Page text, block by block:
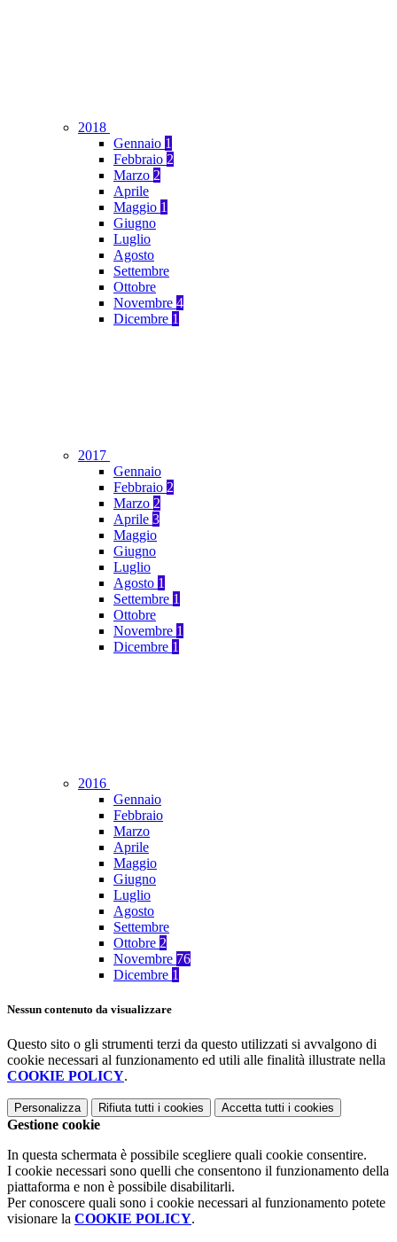
2018
Gennaio 1
Febbraio 2
Marzo 2
Aprile
Maggio 1
Giugno
Luglio
Agosto
Settembre
Ottobre
Novembre 4
Dicembre 1
2017
Gennaio
Febbraio 2
Marzo 2
Aprile 3
Maggio
Giugno
Luglio
Agosto 1
Settembre 1
Ottobre
Novembre 1
Dicembre 1
2016
Gennaio
Febbraio
Marzo
Aprile
Maggio
Giugno
Luglio
Agosto
Settembre
Ottobre 2
Novembre 76
Dicembre 1
Nessun contenuto da visualizzare
Questo sito o gli strumenti terzi da questo utilizzati si avvalgono di
cookie necessari al funzionamento ed utili alle finalità illustrate nella
COOKIE POLICY.
Personalizza Rifiuta tutti i cookies Accetta tutti i cookies
Gestione cookie
In questa schermata è possibile scegliere quali cookie consentire.
I cookie necessari sono quelli che consentono il funzionamento della
piattaforma e non è possibile disabilitarli.
Per conoscere quali sono i cookie necessari al funzionamento potete
visionare la COOKIE POLICY.